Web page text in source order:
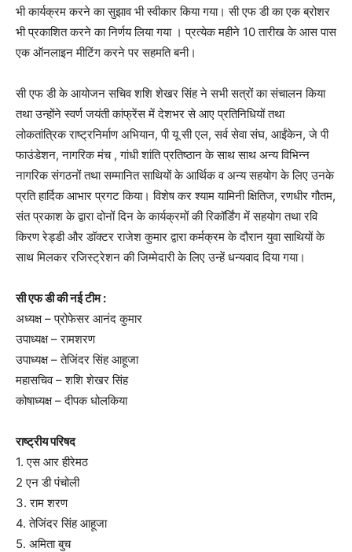
भी कार्यक्रम करने का सुझाव भी स्वीकार किया गया। सी एफ डी का एक ब्रोशर
भी प्रकाशित करने का निर्णय लिया गया । प्रत्येक महीने 10 तारीख के आस पास
एक ऑनलाइन मीटिंग करने पर सहमति बनी।
सी एफ डी के आयोजन सचिव शशि शेखर सिंह ने सभी सत्रों का संचालन किया
तथा उन्होंने स्वर्ण जयंती कांफ्रेंस में देशभर से आए प्रतिनिधियों तथा
लोकतांत्रिक राष्ट्रनिर्माण अभियान, पी यू सी एल, सर्व सेवा संघ, आईंकेन, जे पी
फाउंडेशन, नागरिक मंच , गांधी शांति प्रतिष्ठान के साथ साथ अन्य विभिन्न
नागरिक संगठनों तथा सम्मानित साथियों के आर्थिक व अन्य सहयोग के लिए उनके
प्रति हार्दिक आभार प्रगट किया। विशेष कर श्याम यामिनी क्षितिज, रणधीर गौतम,
संत प्रकाश के द्वारा दोनों दिन के कार्यक्रमों की रिकॉर्डिंग में सहयोग तथा रवि
किरण रेड्डी और डॉक्टर राजेश कुमार द्वारा कर्मक्रम के दौरान युवा साथियों के
साथ मिलकर रजिस्ट्रेशन की जिम्मेदारी के लिए उन्हें धन्यवाद दिया गया।
सी एफ डी की नई टीम :
अध्यक्ष – प्रोफेसर आनंद कुमार
उपाध्यक्ष – रामशरण
उपाध्यक्ष – तेजिंदर सिंह आहूजा
महासचिव – शशि शेखर सिंह
कोषाध्यक्ष – दीपक धोलकिया
राष्ट्रीय परिषद
1. एस आर हीरेमठ
2 एन डी पंचोली
3. राम शरण
4. तेजिंदर सिंह आहूजा
5. अमिता बुच